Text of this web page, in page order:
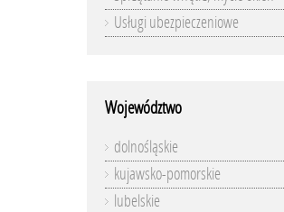
Usługi ubezpieczeniowe
Województwo
dolnośląskie
kujawsko-pomorskie
lubelskie